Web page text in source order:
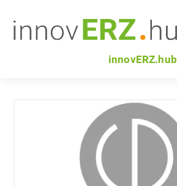
innovERZ.hub